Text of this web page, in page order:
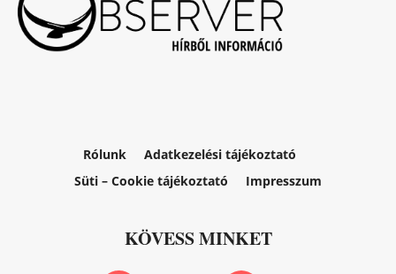
Rólunk
Adatkezelési tájékoztató
Süti – Cookie tájékoztató
Impresszum
KÖVESS MINKET